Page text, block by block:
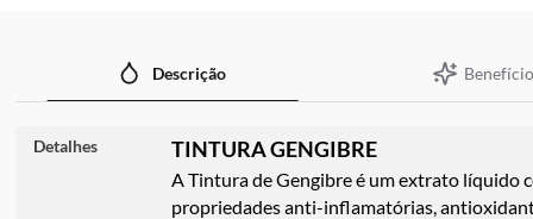
Descrição
Detalhes TINTURA GENGIBRE
A Tintura de Gengibre é um extrato líquido
propriedades anti-inflamatórias,